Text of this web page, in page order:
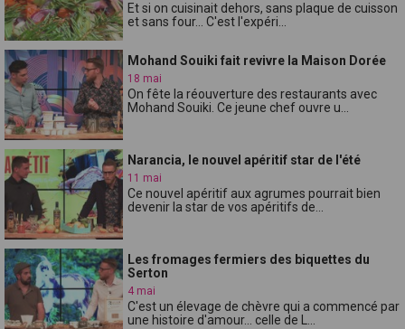
Et si on cuisinait dehors, sans plaque de cuisson
et sans four... C'est l'expéri...
Mohand Souiki fait revivre la Maison Dorée
18 mai
On fête la réouverture des restaurants avec
Mohand Souiki. Ce jeune chef ouvre u...
Narancia, le nouvel apéritif star de l'été
11 mai
Ce nouvel apéritif aux agrumes pourrait bien
devenir la star de vos apéritifs de...
Les fromages fermiers des biquettes du
Serton
4 mai
C'est un élevage de chèvre qui a commencé par
une histoire d'amour... celle de L...